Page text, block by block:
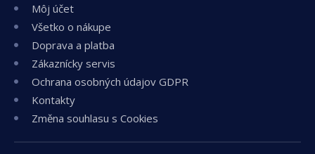
Môj účet
Všetko o nákupe
Doprava a platba
Zákaznícky servis
Ochrana osobných údajov GDPR
Kontakty
Změna souhlasu s Cookies